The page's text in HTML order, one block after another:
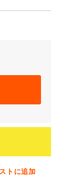
トに追加